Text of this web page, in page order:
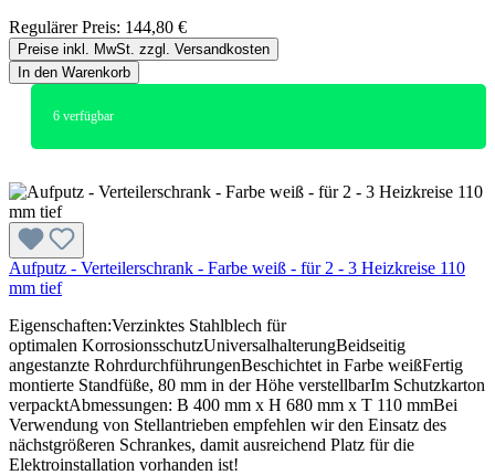
Regulärer Preis: 144,80 €
Preise inkl. MwSt. zzgl. Versandkosten
In den Warenkorb
6 verfügbar
Aufputz - Verteilerschrank - Farbe weiß - für 2 - 3 Heizkreise 110
mm tief
Eigenschaften:Verzinktes Stahlblech für
optimalen KorrosionsschutzUniversalhalterungBeidseitig
angestanzte RohrdurchführungenBeschichtet in Farbe weißFertig
montierte Standfüße, 80 mm in der Höhe verstellbarIm Schutzkarton
verpacktAbmessungen: B 400 mm x H 680 mm x T 110 mmBei
Verwendung von Stellantrieben empfehlen wir den Einsatz des
nächstgrößeren Schrankes, damit ausreichend Platz für die
Elektroinstallation vorhanden ist!